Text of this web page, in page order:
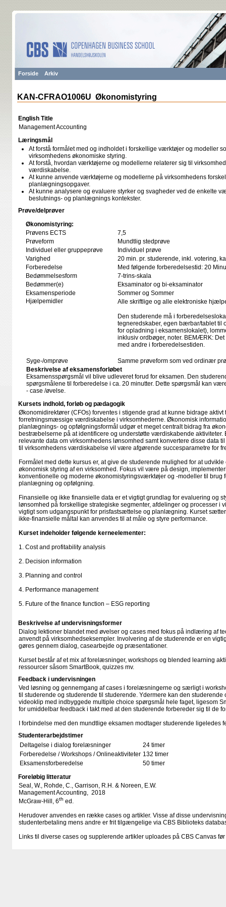
Forside Arkiv
KAN-CFRAO1006U Økonomistyring
English Title
Management Accounting
Læringsmål
At forstå formålet med og indholdet i forskellige værktøjer og modeller
virksomhedens økonomiske styring.
At forstå, hvordan værktøjerne og modellerne relaterer sig til
værdiskabelse.
At kunne anvende værktøjerne og modellerne på virksomhedens
planlægningsopgaver.
At kunne analysere og evaluere styrker og svagheder ved de enkelte
beslutnings- og planlægnings kontekster.
Prøve/delprøver
Økonomistyring:
Prøvens ECTS
7,5
Prøveform
Mundtlig stedprøve
Individuel eller gruppeprøve
Individuel prøve
Varighed
20 min. pr. studerende, inkl. votering,
Forberedelse
Med følgende forberedelsestid: 20
Bedømmelsesform
7-trins-skala
Bedømmer(e)
Eksaminator og bi-eksaminator
Eksamensperiode
Sommer og Sommer
Hjælpemidler
Alle skriftlige og alle elektroniske
Den studerende må i
tegneredskaber, egen bærbar/tablet til
for opladning i eksamenslokalet),
inklusiv ordbøger, noter. BEMÆRK:
med andre i forberedelsestiden.
Syge-/omprøve
Samme prøveform som ved ordinær
Beskrivelse af eksamensforløbet
Eksamensspørgsmål vil blive udleveret forud for eksamen. Den
spørgsmålene til forberedelse i ca. 20 minutter. Dette spørgsmål kan
- case /øvelse.
Kursets indhold, forløb og pædagogik
Økonomidirektører (CFOs) forventes i stigende grad at kunne bidrage aktivt
forretningsmæssige værdiskabelse i virksomhederne. Økonomisk
planlægnings- og opfølgningsformål udgør et meget centralt bidrag fra
bestræbelserne på at identificere og understøtte værdiskabende aktiviteter.
relevante data om virksomhedens lønsomhed samt konvertere disse data
til virksomhedens værdiskabelse vil være afgørende succesparametre for
Formålet med dette kursus er, at give de studerende mulighed for at
økonomisk styring af en virksomhed. Fokus vil være på design,
konventionelle og moderne økonomistyringsværktøjer og -modeller til brug
planlægning og opfølgning.
Finansielle og ikke finansielle data er et vigtigt grundlag for evaluering og
lønsomhed på forskellige strategiske segmenter, afdelinger og processer i
vigtigt som udgangspunkt for prisfastsættelse og planlægning. Kurset
ikke-finansielle måltal kan anvendes til at måle og styre performance.
Kurset indeholder følgende kerneelementer:
1. Cost and profitability analysis
2. Decision information
3. Planning and control
4. Performance management
5. Future of the finance function – ESG reporting
Beskrivelse af undervisningsformer
Dialog lektioner blandet med øvelser og cases med fokus på indlæring af
anvendt på virksomhedseksempler. Involvering af de studerende er en
gøres gennem dialog, casearbejde og præsentationer.
Kurset består af et mix af forelæsninger, workshops og blended learning
ressourcer såsom SmartBook, quizzes mv.
Feedback i undervisningen
Ved løsning og gennemgang af cases i forelæsningerne og særligt i
til studerende og studerende til studerende. Ydermere kan den
videoklip med indbyggede multiple choice spørgsmål hele faget, ligesom
for umiddelbar feedback i takt med at den studerende forbereder sig til de
I forbindelse med den mundtlige eksamen modtager studerende ligeledes
Studenterarbejdstimer
Deltagelse i dialog forelæsninger
24 timer
Forberedelse / Workshops / Onlineaktiviteter 132 timer
Eksamensforberedelse
50 timer
Foreløbig litteratur
Seal, W., Rohde, C., Garrison, R.H. & Noreen, E.W.
Management Accounting, 2018
McGraw-Hill, 6th ed.
Herudover anvendes en række cases og artikler. Visse af disse
studenterbetaling mens andre er frit tilgængelige via CBS Biblioteks
Links til diverse cases og supplerende artikler uploades på CBS Canvas